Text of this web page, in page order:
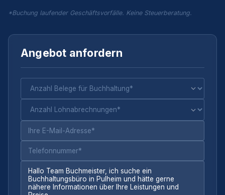
*Buchung laufender Geschäftsvorfälle. Keine Steuerberatung.
Angebot anfordern